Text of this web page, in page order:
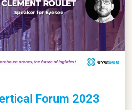
Forum 2023